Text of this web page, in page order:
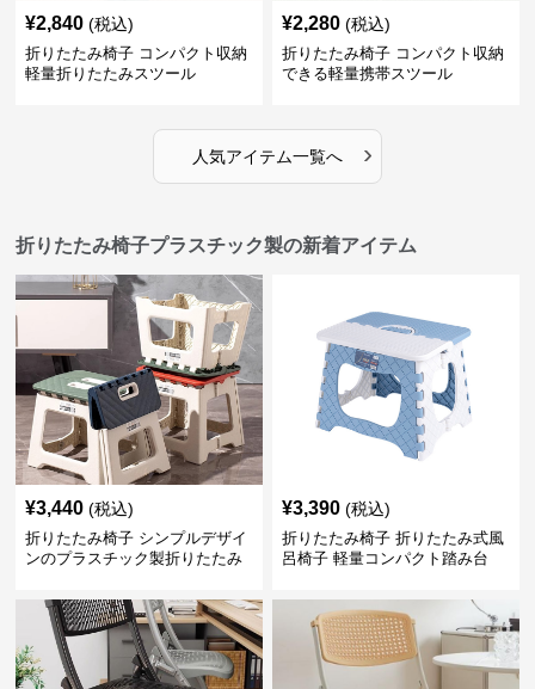
¥2,840 (税込)
折りたたみ椅子 コンパクト収納
軽量折りたたみスツール
¥2,280 (税込)
折りたたみ椅子 コンパクト収納
できる軽量携帯スツール
人気アイテム一覧へ ›
折りたたみ椅子プラスチック製の新着アイテム
¥3,440 (税込)
折りたたみ椅子 シンプルデザイ
ンのプラスチック製折りたたみ
¥3,390 (税込)
折りたたみ椅子 折りたたみ式風
呂椅子 軽量コンパクト踏み台